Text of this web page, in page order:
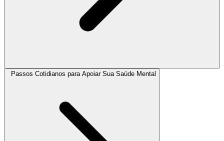
Passos Cotidianos para Apoiar Sua Saúde Mental